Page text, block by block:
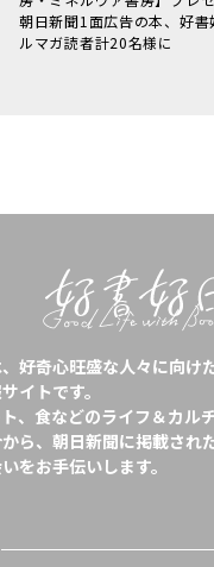
朝日新聞1面広告の本、好書
ルマガ読者計20名様に
好奇心旺盛な人々に向け
イトです。
、食などのライフ＆カル
ら、朝日新聞に掲載され
をお手伝いします。